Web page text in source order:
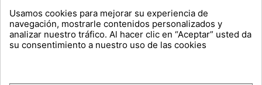
INFO. LEGAL 
Usamos cookies para mejorar su experiencia de
navegación, mostrarle contenidos personalizados y
analizar nuestro tráfico. Al hacer clic en “Aceptar” usted da
su consentimiento a nuestro uso de las cookies